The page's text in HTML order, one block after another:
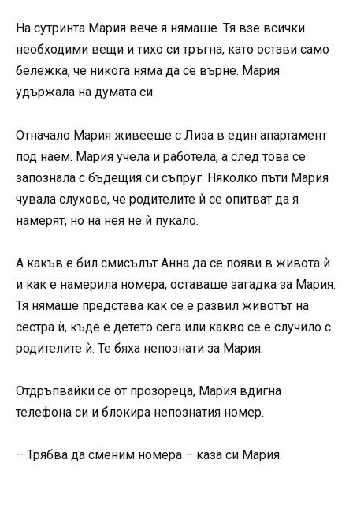
На сутринта Мария вече я нямаше. Тя взе всички
необходими вещи и тихо си тръгна, като остави само
бележка, че никога няма да се върне. Мария
удържала на думата си.
Отначало Мария живееше с Лиза в един апартамент
под наем. Мария учела и работела, а след това се
запознала с бъдещия си съпруг. Няколко пъти Мария
чувала слухове, че родителите ѝ се опитват да я
намерят, но на нея не ѝ пукало.
А какъв е бил смисълът Анна да се появи в живота ѝ
и как е намерила номера, оставаше загадка за Мария.
Тя нямаше представа как се е развил животът на
сестра ѝ, къде е детето сега или какво се е случило с
родителите ѝ. Те бяха непознати за Мария.
Отдръпвайки се от прозореца, Мария вдигна
телефона си и блокира непознатия номер.
– Трябва да сменим номера – каза си Мария.